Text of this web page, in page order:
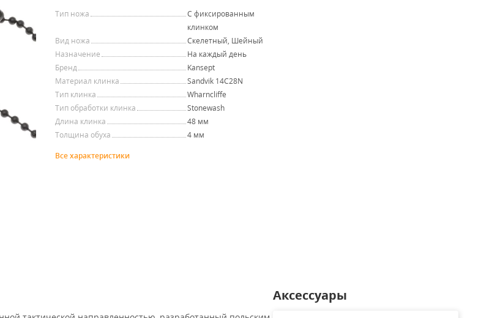
Тип ножа
С фиксированным
клинком
Вид ножа
Скелетный, Шейный
Назначение
На каждый день
Бренд
Kansept
Материал клинка
Sandvik 14C28N
Тип клинка
Wharncliffe
Тип обработки клинка
Stonewash
Длина клинка
48 мм
Толщина обуха
4 мм
Все характеристики
Аксессуары